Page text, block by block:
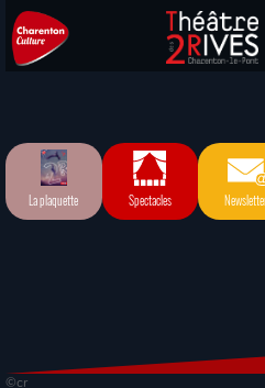
La plaquette Spectacles
©cr